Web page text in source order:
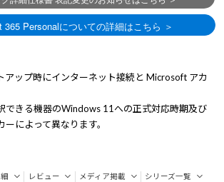
ップ時にインターネット接続と Microsoft アカ
できる機器のWindows 11への正式対応時期及び
によって異なります。
レビュー メディア掲載
シリーズ一覧